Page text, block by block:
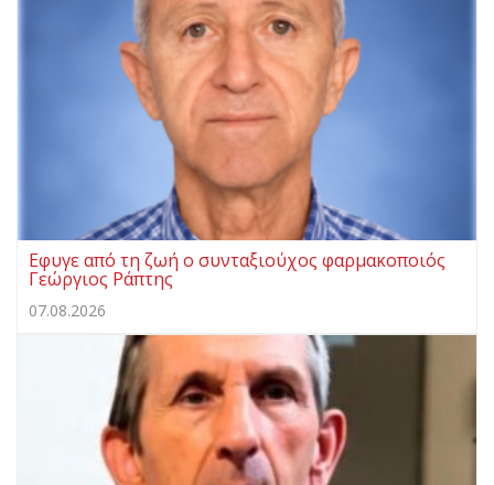
Εφυγε από τη ζωή ο συνταξιούχος φαρμακοποιός
Γεώργιος Ράπτης
07.08.2026